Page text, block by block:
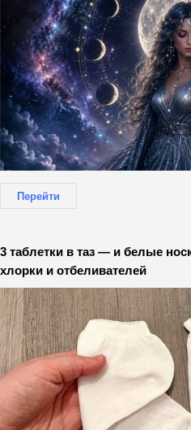
Перейти
3 таблетки в таз — и белые
хлорки и отбеливателей